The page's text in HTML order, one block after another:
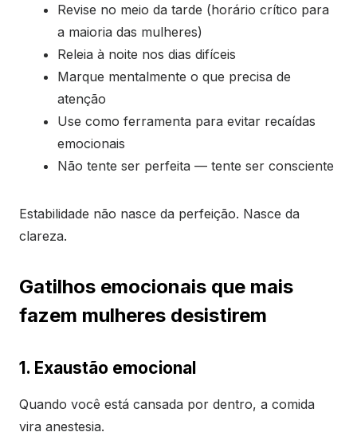
Revise no meio da tarde (horário crítico para
a maioria das mulheres)
Releia à noite nos dias difíceis
Marque mentalmente o que precisa de
atenção
Use como ferramenta para evitar recaídas
emocionais
Não tente ser perfeita — tente ser consciente
Estabilidade não nasce da perfeição. Nasce da
clareza.
Gatilhos emocionais que mais
fazem mulheres desistirem
1. Exaustão emocional
Quando você está cansada por dentro, a comida
vira anestesia.